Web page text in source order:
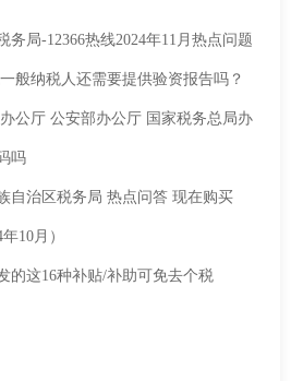
务局-12366热线2024年11月热点问题
般纳税人还需要提供验资报告吗？
公厅 公安部办公厅 国家税务总局办
办公厅 国家金融监督管理总局办公
转移登记“高效办成一件事”的通知
吗
自治区税务局 热点问答 现在购买
有没有优惠？
10月）
的这16种补贴/补助可免去个税